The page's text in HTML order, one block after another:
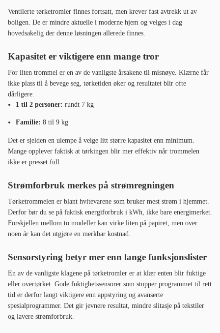
Ventilerte tørketromler finnes fortsatt, men krever fast avtrekk ut av
boligen. De er mindre aktuelle i moderne hjem og velges i dag
hovedsakelig der denne løsningen allerede finnes.
Kapasitet er viktigere enn mange tror
For liten trommel er en av de vanligste årsakene til misnøye. Klærne får
ikke plass til å bevege seg, tørketiden øker og resultatet blir ofte
dårligere.
1 til 2 personer: rundt 7 kg
Familie: 8 til 9 kg
Det er sjelden en ulempe å velge litt større kapasitet enn minimum.
Mange opplever faktisk at tørkingen blir mer effektiv når trommelen
ikke er presset full.
Strømforbruk merkes på strømregningen
Tørketrommelen er blant hvitevarene som bruker mest strøm i hjemmet.
Derfor bør du se på faktisk energiforbruk i kWh, ikke bare energimerket.
Forskjellen mellom to modeller kan virke liten på papiret, men over
noen år kan det utgjøre en merkbar kostnad.
Sensorstyring betyr mer enn lange funksjonslister
En av de vanligste klagene på tørketromler er at klær enten blir fuktige
eller overtørket. Gode fuktighetssensorer som stopper programmet til rett
tid er derfor langt viktigere enn appstyring og avanserte
spesialprogrammer. Det gir jevnere resultat, mindre slitasje på tekstiler
og lavere strømforbruk.